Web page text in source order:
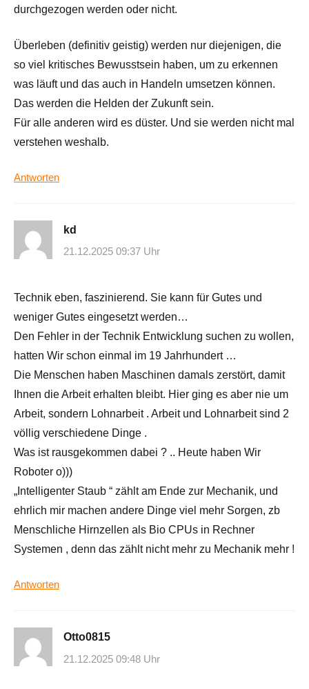
durchgezogen werden oder nicht.
Überleben (definitiv geistig) werden nur diejenigen, die
so viel kritisches Bewusstsein haben, um zu erkennen
was läuft und das auch in Handeln umsetzen können.
Das werden die Helden der Zukunft sein.
Für alle anderen wird es düster. Und sie werden nicht mal
verstehen weshalb.
Antworten
kd
21.12.2025 09:37 Uhr
Technik eben, faszinierend. Sie kann für Gutes und
weniger Gutes eingesetzt werden…
Den Fehler in der Technik Entwicklung suchen zu wollen,
hatten Wir schon einmal im 19 Jahrhundert …
Die Menschen haben Maschinen damals zerstört, damit
Ihnen die Arbeit erhalten bleibt. Hier ging es aber nie um
Arbeit, sondern Lohnarbeit . Arbeit und Lohnarbeit sind 2
völlig verschiedene Dinge .
Was ist rausgekommen dabei ? .. Heute haben Wir
Roboter o)))
„Intelligenter Staub “ zählt am Ende zur Mechanik, und
ehrlich mir machen andere Dinge viel mehr Sorgen, zb
Menschliche Hirnzellen als Bio CPUs in Rechner
Systemen , denn das zählt nicht mehr zu Mechanik mehr !
Antworten
Otto0815
21.12.2025 09:48 Uhr